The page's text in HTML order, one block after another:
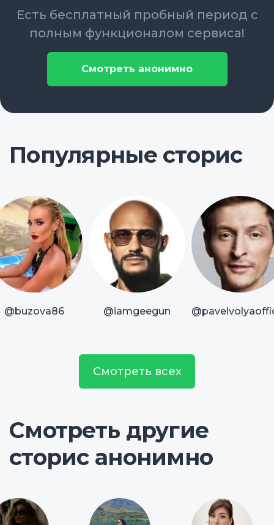
Есть бесплатный пробный период с
полным функционалом сервиса!
Смотреть анонимно
Популярные сторис
@buzova86 @iamgeegun
Смотреть всех
Смотреть другие
сторис анонимно